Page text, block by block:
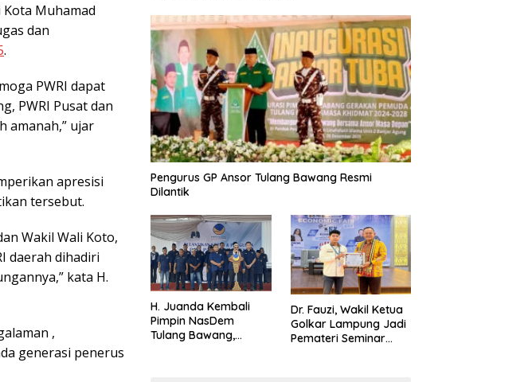
Muhamad
dan
.
PWRI dapat
PWRI Pusat dan
amanah,” ujar
apresisi
tersebut.
Wakil Wali Koto,
daerah dihadiri
kata H.
,
generasi penerus
Pengurus GP Ansor Tulang Bawang Resmi
Dilantik
H. Juanda Kembali
Pimpin NasDem
Tulang Bawang,
Dr. Fauzi, Wakil Ketua
Golkar Lampung Jadi
Pemateri Seminar